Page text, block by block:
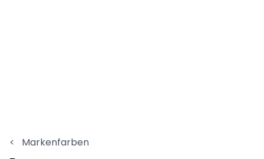
< Markenfarben